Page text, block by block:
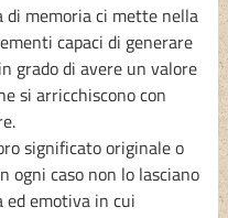
memoria ci mette nella
capaci di generare
grado di avere un valore
si arricchiscono con
significato originale o
ogni caso non lo lasciano
ed emotiva in cui